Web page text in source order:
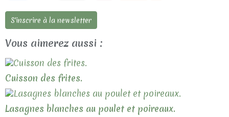
S'inscrire à la newsletter
Vous aimerez aussi :
Cuisson des frites.
Lasagnes blanches au poulet et poireaux.